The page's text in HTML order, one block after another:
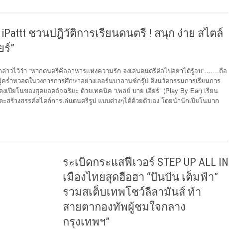
ชวนปฎิวัติการเรียนดนตรี ! สนุก ง่าย สไตล์
”
ล่าวไว้ว่า “หากดนตรีคืออาหารแห่งความรัก จงเล่นดนตรีต่อไปอย่าได้รู้จบ”…….ถือ
ร่ำหวอดในวงการการศึกษาอย่างเลอร์นบาลานซ์กรุ๊ป ดึงนวัตกรรมการเรียนการ
ปียโนของสุดยอดอัจฉริยะ ด้วยเทคนิค “เพลย์ บาย เอียร์” (Play By Ear) เรียน
สร้างสรรค์สไตล์การเล่นดนตรีรูป แบบต่างๆได้ด้วยตัวเอง โดยนำนักเปียโนมาก
ระเบิดกระแสฟีเวอร์ STEP UP ALL IN
เมืองไทยสุดฮือฮา “ปันปัน เต็มฟ้า”
รวมสเต็บเทพโชว์ลีลามันส์ ท้า
สายตากองทัพผู้ชมใจกลาง
กรุงเทพฯ”